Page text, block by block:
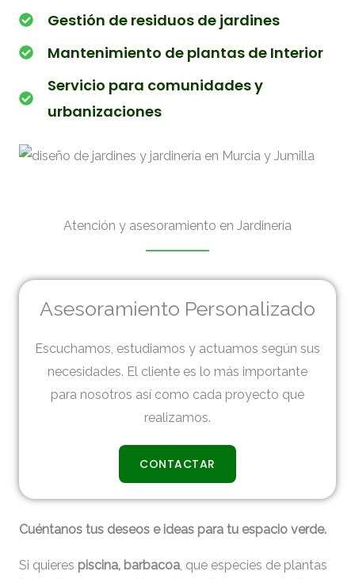
Gestión de residuos de jardines
Mantenimiento de plantas de Interior
Servicio para comunidades y
urbanizaciones
Atención y asesoramiento en Jardinería
Asesoramiento Personalizado
Escuchamos, estudiamos y actuamos según sus
necesidades. El cliente es lo más importante
para nosotros así como cada proyecto que
realizamos.
CONTACTAR
Cuéntanos tus deseos e ideas para tu espacio verde.
Si quieres piscina, barbacoa, que especies de plantas